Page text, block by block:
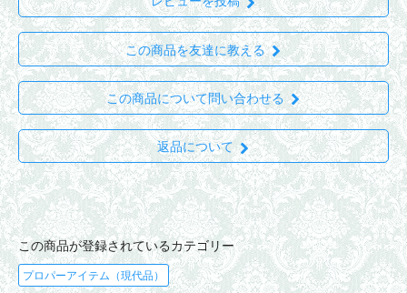
この商品を友達に教える
この商品について問い合わせる
返品について
この商品が登録されているカテゴリー
プロパーアイテム（現代品）